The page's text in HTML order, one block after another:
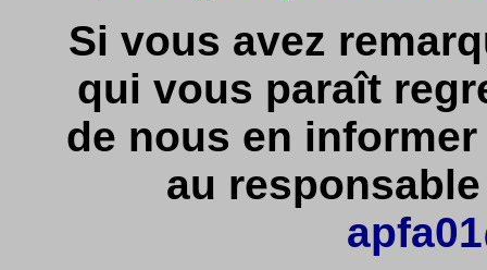
Si vous avez
qui vous paraît
de nous en
au